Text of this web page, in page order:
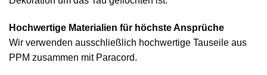
Hochwertige Materialien für höchste Ansprüche
Wir verwenden ausschließlich hochwertige Tauseile aus
PPM zusammen mit Paracord.